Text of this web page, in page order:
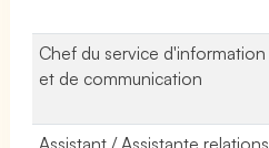
Chef du service d'information
et de communication
Assistant / Assistante relations